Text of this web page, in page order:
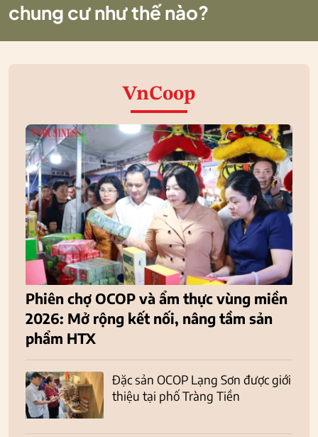
chung cư như thế nào?
VnCoop
Phiên chợ OCOP và ẩm thực vùng miền
2026: Mở rộng kết nối, nâng tầm sản
phẩm HTX
Đặc sản OCOP Lạng Sơn được giới
thiệu tại phố Tràng Tiền